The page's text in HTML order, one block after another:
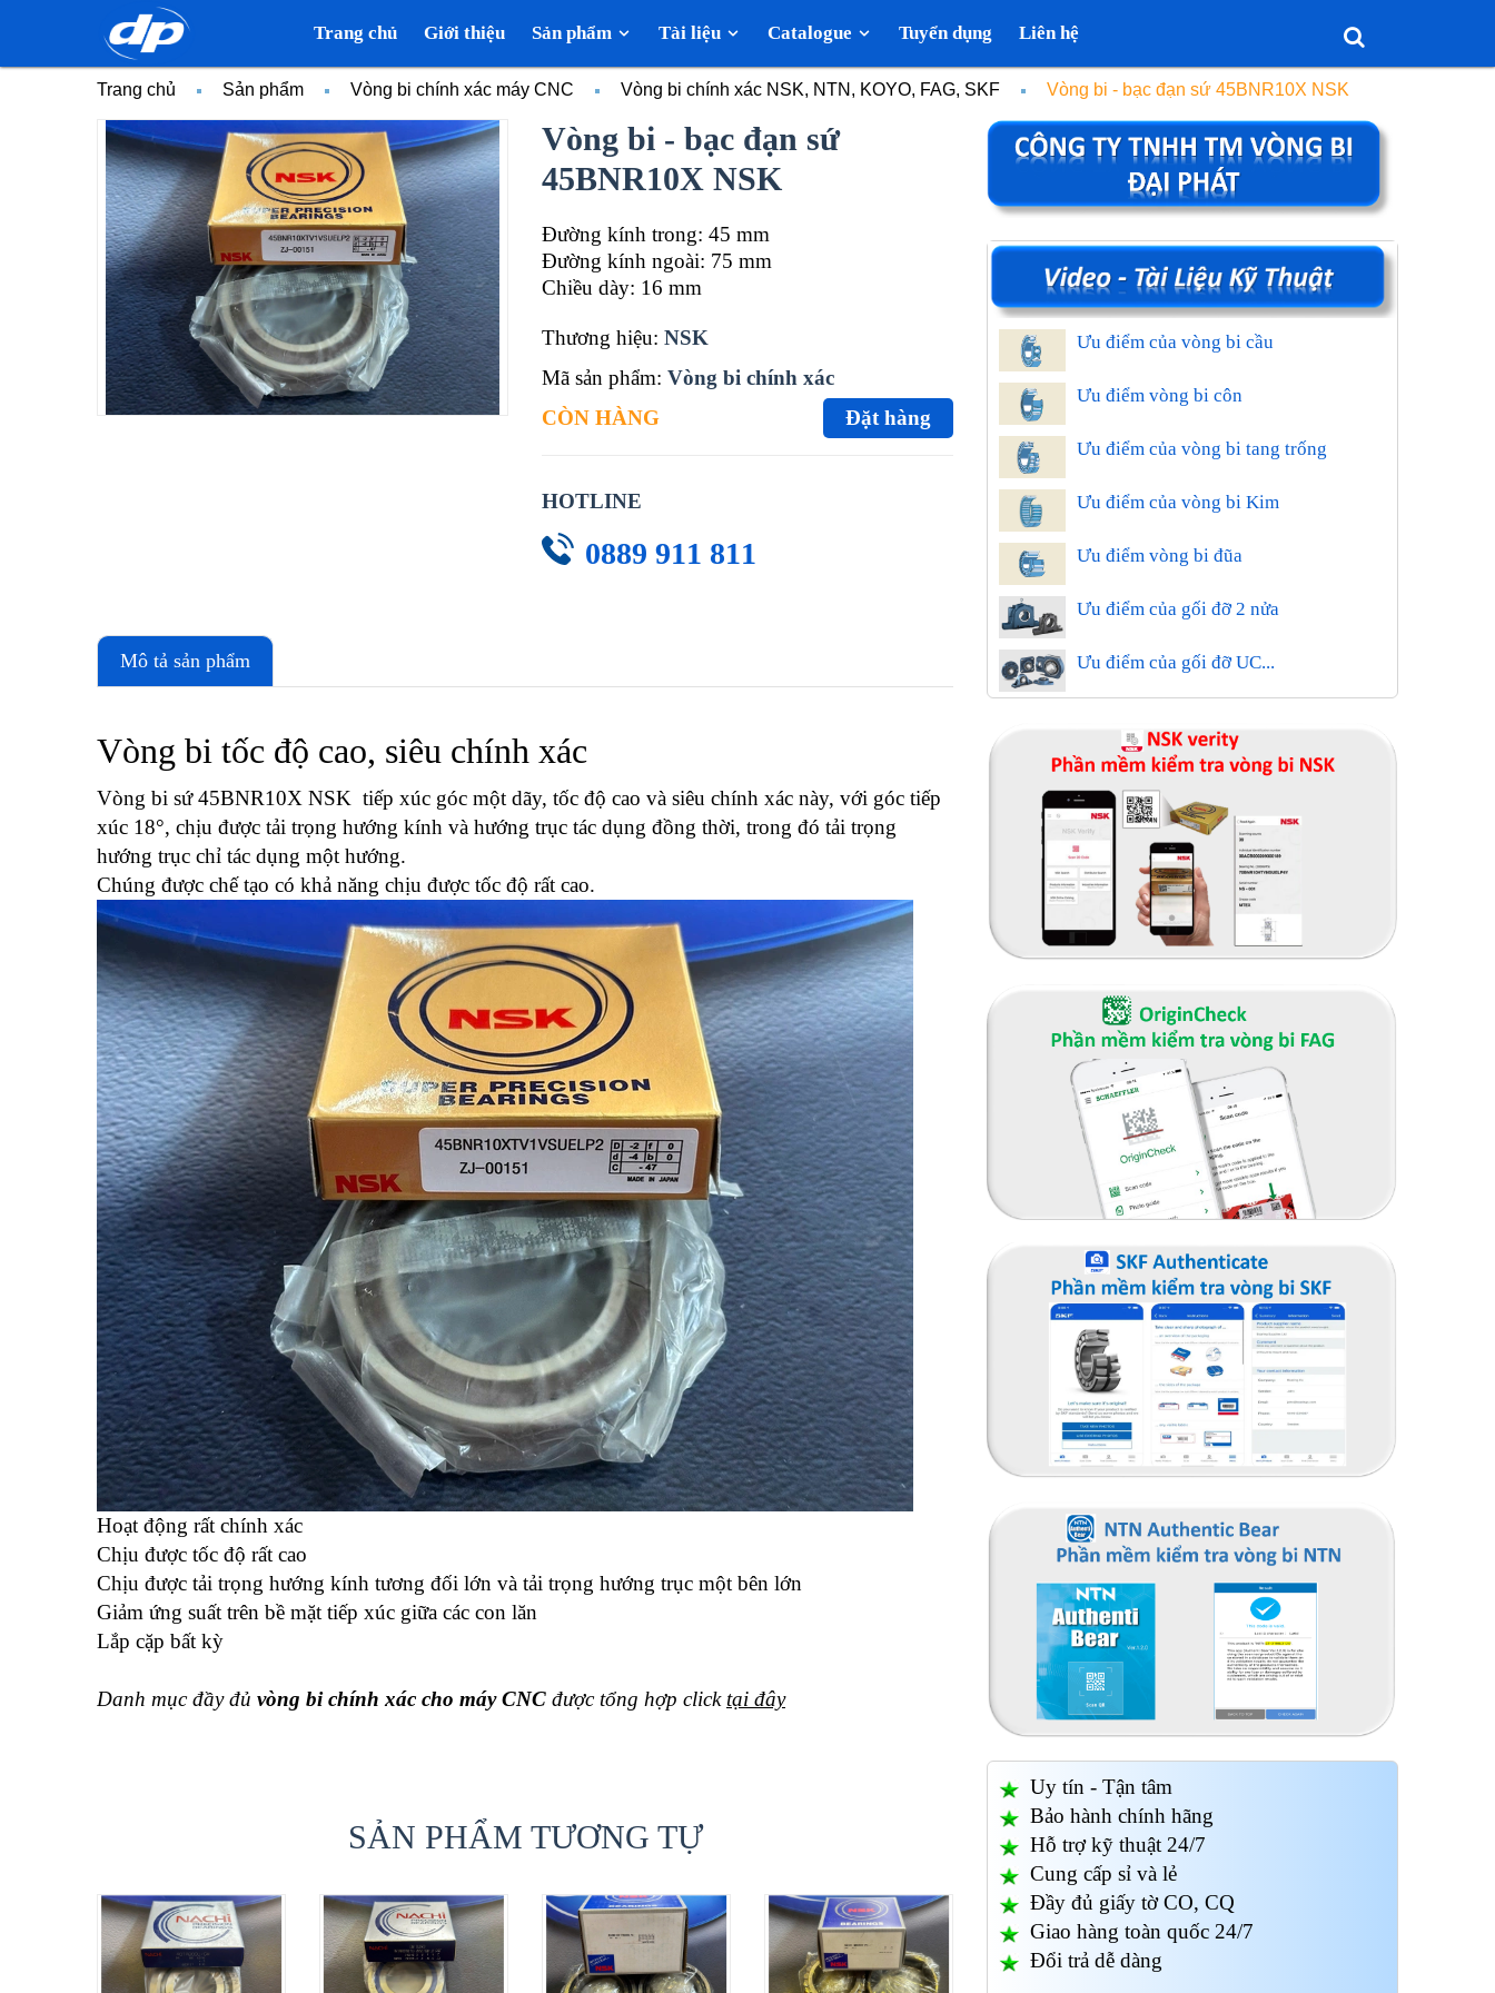
Trang chủ Giới thiệu Sản phẩm Tài liệu Catalogue Tuyển dụng Liên hệ
Trang chủ Sản phẩm Vòng bi chính xác máy CNC Vòng bi chính xác NSK, NTN, KOYO, FAG, SKF Vòng bi - bạc đạn sứ 45BNR10X NSK
Vòng bi - bạc đạn sứ
45BNR10X NSK
Đường kính trong: 45 mm
Đường kính ngoài: 75 mm
Chiều dày: 16 mm
Thương hiệu: NSK
Mã sản phẩm: Vòng bi chính xác
CÒN HÀNG
Đặt hàng
HOTLINE
0889 911 811
Mô tả sản phẩm
Vòng bi tốc độ cao, siêu chính xác
Vòng bi sứ 45BNR10X NSK tiếp xúc góc một dãy, tốc độ cao và siêu chính xác này, với góc tiếp
xúc 18°, chịu được tải trọng hướng kính và hướng trục tác dụng đồng thời, trong đó tải trọng
hướng trục chỉ tác dụng một hướng.
Chúng được chế tạo có khả năng chịu được tốc độ rất cao.
Hoạt động rất chính xác
Chịu được tốc độ rất cao
Chịu được tải trọng hướng kính tương đối lớn và tải trọng hướng trục một bên lớn
Giảm ứng suất trên bề mặt tiếp xúc giữa các con lăn
Lắp cặp bất kỳ
Danh mục đầy đủ vòng bi chính xác cho máy CNC được tổng hợp click tại đây
SẢN PHẨM TƯƠNG TỰ
Ưu điểm của vòng bi cầu
Ưu điểm vòng bi côn
Ưu điểm của vòng bi tang trống
Ưu điểm của vòng bi Kim
Ưu điểm vòng bi đũa
Ưu điểm của gối đỡ 2 nửa
Ưu điểm của gối đỡ UC...
Uy tín - Tận tâm
Bảo hành chính hãng
Hỗ trợ kỹ thuật 24/7
Cung cấp sỉ và lẻ
Đầy đủ giấy tờ CO, CQ
Giao hàng toàn quốc 24/7
Đổi trả dễ dàng